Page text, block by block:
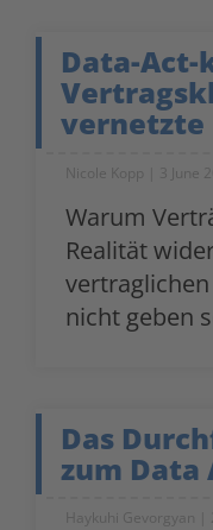
Data-
vernetzte
Nicole Kopp 3 June
Warum
Realität
nicht geben
Das
zum Data
Haykuhi Gevorgyan